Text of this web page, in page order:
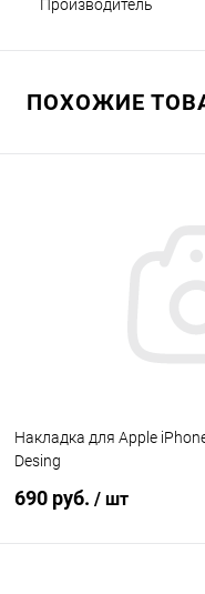
Производитель
ПОХОЖИЕ
Накладка для Apple
Desing
690 руб. / шт